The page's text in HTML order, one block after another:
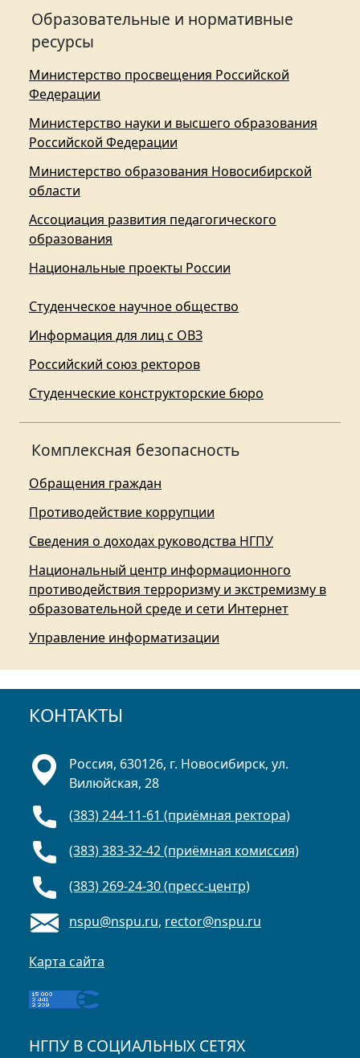
Образовательные и нормативные
ресурсы
Министерство просвещения Российской
Федерации
Министерство науки и высшего образования
Российской Федерации
Министерство образования Новосибирской
области
Ассоциация развития педагогического
образования
Национальные проекты России
Студенческое научное общество
Информация для лиц с ОВЗ
Российский союз ректоров
Студенческие конструкторские бюро
Комплексная безопасность
Обращения граждан
Противодействие коррупции
Сведения о доходах руководства НГПУ
Национальный центр информационного
противодействия терроризму и экстремизму в
образовательной среде и сети Интернет
Управление информатизации
КОНТАКТЫ
Россия, 630126, г. Новосибирск, ул.
Вилюйская, 28
(383) 244-11-61 (приёмная ректора)
(383) 383-32-42 (приёмная комиссия)
(383) 269-24-30 (пресс-центр)
nspu@nspu.ru, rector@nspu.ru
Карта сайта
НГПУ В СОЦИАЛЬНЫХ СЕТЯХ